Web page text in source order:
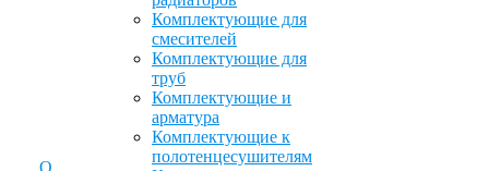
О
Комплектующие для
смесителей
Комплектующие для
труб
Комплектующие и
арматура
Комплектующие к
полотенцесушителям